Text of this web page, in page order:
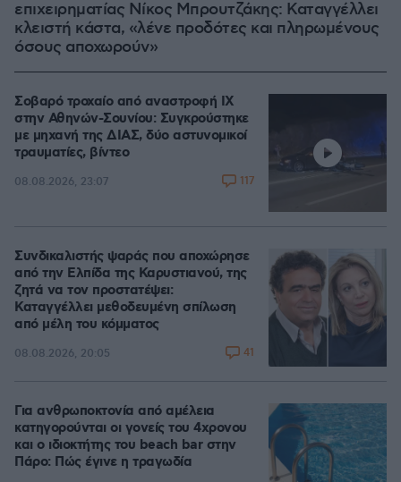
επιχειρηματίας Νίκος Μπρουτζάκης: Καταγγέλλει
κλειστή κάστα, «λένε προδότες και πληρωμένους
όσους αποχωρούν»
Σοβαρό τροχαίο από αναστροφή ΙΧ
στην Αθηνών-Σουνίου: Συγκρούστηκε
με μηχανή της ΔΙΑΣ, δύο αστυνομικοί
τραυματίες, βίντεο
08.08.2026, 23:07 117
Συνδικαλιστής ψαράς που αποχώρησε
από την Ελπίδα της Καρυστιανού, της
ζητά να τον προστατέψει:
Καταγγέλλει μεθοδευμένη σπίλωση
από μέλη του κόμματος
08.08.2026, 20:05 41
Για ανθρωποκτονία από αμέλεια
κατηγορούνται οι γονείς του 4χρονου
και ο ιδιοκτήτης του beach bar στην
Πάρο: Πώς έγινε η τραγωδία